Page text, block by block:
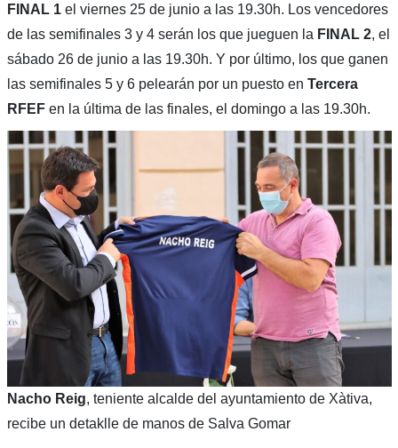
FINAL 1el viernes 25 de junio a las 19.30h. Los vencedores
de las semifinales 3 y 4 serán los que jueguen la FINAL 2, el
sábado 26 de junio a las 19.30h. Y por último, los que ganen
las semifinales 5 y 6 pelearán por un puesto en Tercera
RFEFen la última de las finales, el domingo a las 19.30h.
Nacho Reig, teniente alcalde del ayuntamiento de Xàtiva,
recibe un detaklle de manos de Salva Gomar